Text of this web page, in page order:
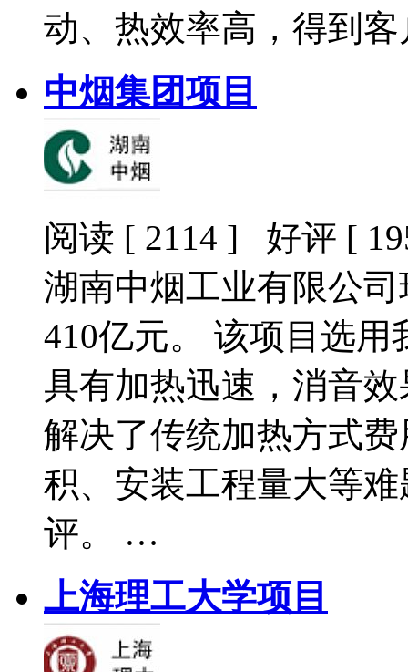
动、热效率高，得到
中烟集团项目
阅读 [ 2114 ] 好评 [
湖南中烟工业有限公
410亿元。 该项目选
具有加热迅速，消音
解决了传统加热方式
积、安装工程量大等
评。 …
上海理工大学项目